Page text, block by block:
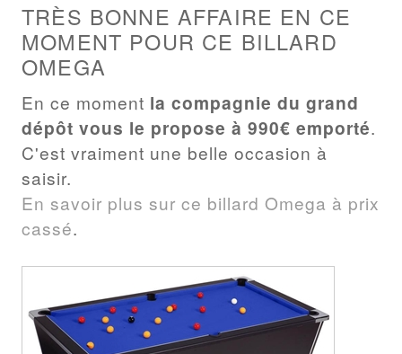
TRÈS BONNE AFFAIRE EN CE
MOMENT POUR CE BILLARD
OMEGA
En ce moment la compagnie du grand
dépôt vous le propose à 990€ emporté.
C'est vraiment une belle occasion à
saisir.
En savoir plus sur ce billard Omega à prix
cassé.